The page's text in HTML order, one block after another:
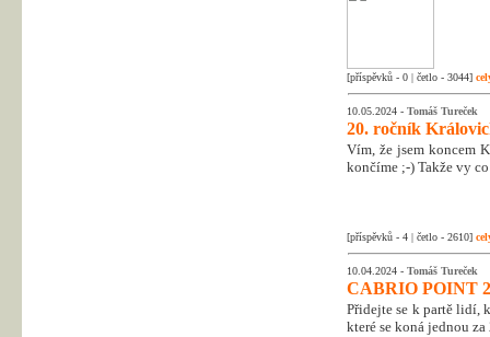
[příspěvků - 0 | četlo - 3044]
10.05.2024 - Tomáš Tureček
20. ročník
Vím, že jsem koncem
končíme ;-) Takže vy
[příspěvků - 4 | četlo - 2610]
10.04.2024 - Tomáš Tureček
CABRIO POINT
Přidejte se k partě lidí,
které se koná jednou